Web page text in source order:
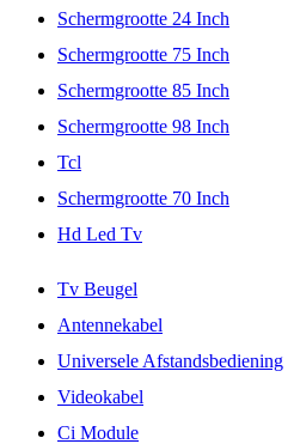
Schermgrootte 24 Inch
Schermgrootte 75 Inch
Schermgrootte 85 Inch
Schermgrootte 98 Inch
Tcl
Schermgrootte 70 Inch
Hd Led Tv
Tv Beugel
Antennekabel
Universele Afstandsbediening
Videokabel
Ci Module